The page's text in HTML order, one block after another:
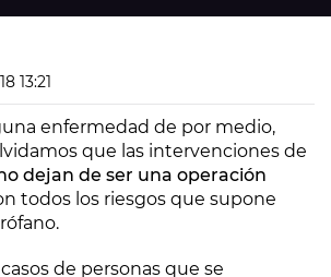
13:21
enfermedad de por medio,
que las intervenciones de
dejan de ser una operación
todos los riesgos que supone
de personas que se